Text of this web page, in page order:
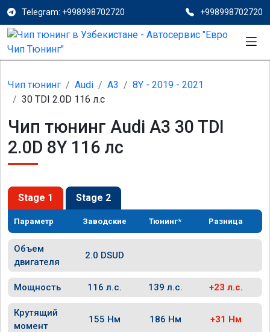
Telegram: +998998702720 +998998702720
Чип тюнинг Audi A3
8Y - 2019 - 2021
30 TDI 2.0D 116 л.с
Чип тюнинг Audi A3 30 TDI
2.0D 8Y 116 лс
Stage 1 Stage 2
Параметр Заводские Тюнинг* Разница
Объем
двигателя
2.0 DSUD
Мощность 116 л.с. 139 л.с. +23 л.с.
Крутящий
момент
155 Нм 186 Нм +31 Нм